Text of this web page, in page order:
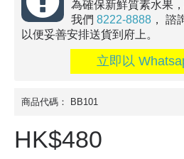
為確保新鮮質素水果
我們 8222-8888 ， 諮
以便妥善安排送貨到府上。
立即以
商品代碼： BB101
HK$480